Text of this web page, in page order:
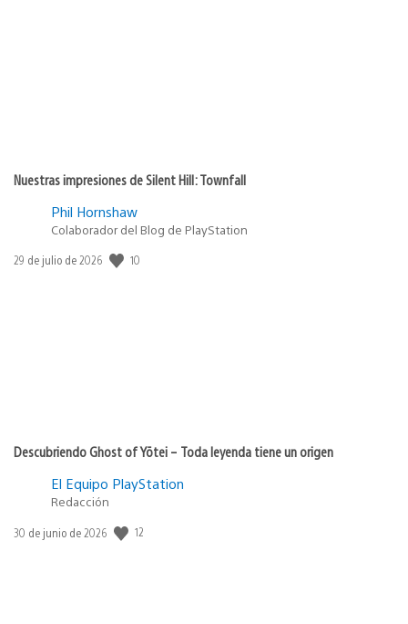
Nuestras impresiones de Silent Hill: Townfall
Phil Hornshaw
Colaborador del Blog de PlayStation
Fecha
29 de julio de 2026 10
Descubriendo Ghost of Yōtei – Toda leyenda tiene un origen
El Equipo PlayStation
Redacción
Fecha
30 de junio de 2026 12